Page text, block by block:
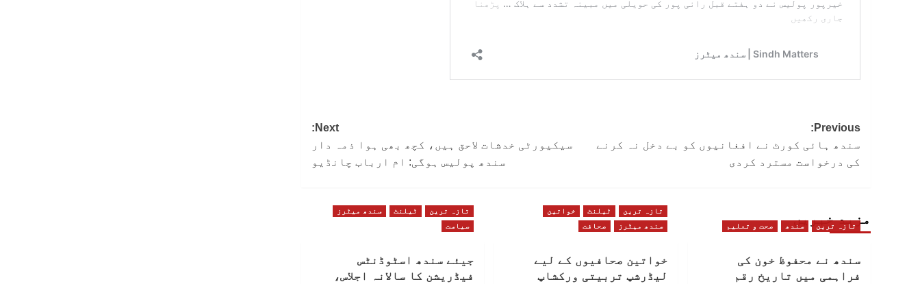
Post
navigation
Previous:
سندھ ہائی کورٹ نے افغانیوں کو بے دخل نہ کرنے
کی درخواست مسترد کردی
Next:
سیکیورٹی خدشات لاحق ہیں، کچھ بھی ہوا ذمہ دار
سندھ پولیس ہوگی: ام ارباب چانڈیو
مزید خبریں
تازہ ترین سندھ صحت و تعلیم
سندھ نے محفوظ خون کی
فراہمی میں تاریخ رقم
تازہ ترین ٹیلنٹ
خواتین
سندھ میٹرز
صحافت
خواتین صحافیوں کے لیے
لیڈرشپ تربیتی ورکشاپ
تازہ ترین ٹیلنٹ
سندھ میٹرز
سیاست
جیئے سندھ اسٹوڈنٹس
فیڈریشن کا سالانہ اجلاس،